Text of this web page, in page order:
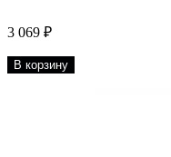
3 069 ₽
В корзину